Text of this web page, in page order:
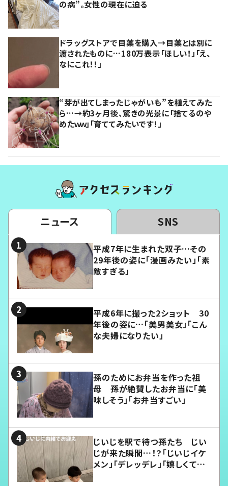
の病”。女性の現在に迫る
ドラッグストアで目薬を購入→目薬とは別に
渡されたものに…180万表示「ほしい！」「え、
なにこれ！！」
“芽が出てしまったじゃがいも”を植えてみた
ら…→約3ヶ月後、驚きの光景に「捨てるのや
めたｗｗ」「育ててみたいです！」
ニュース SNS
平成7年に生まれた双子…その
29年後の姿に「漫画みたい」「素
敵すぎる」
平成6年に撮った2ショット 30
年後の姿に…「美男美女」「こん
な夫婦になりたい」
孫のためにお弁当を作った祖
母 孫が絶賛したお弁当に「美
味しそう」「お弁当すごい」
じいじを駅で待つ孫たち じい
じが来た瞬間…！？「じいじイケ
メン」「デレッデレ」「嬉しくて可